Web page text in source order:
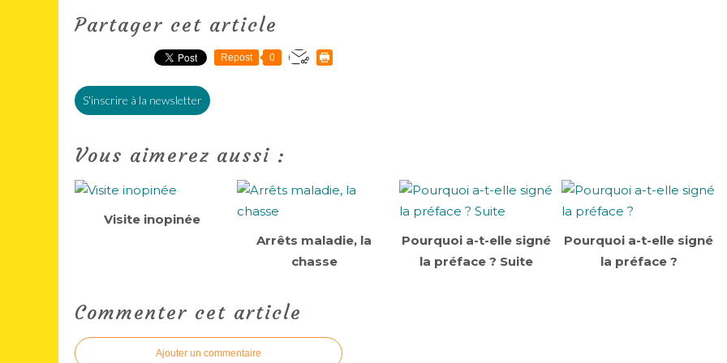
Partager cet article
Repost 0
S'inscrire à la newsletter
Vous aimerez aussi :
Visite inopinée
Arrêts maladie, la
chasse
Pourquoi a-t-elle signé
la préface ? Suite
Pourquoi a-t-elle signé
la préface ?
Commenter cet article
Ajouter un commentaire